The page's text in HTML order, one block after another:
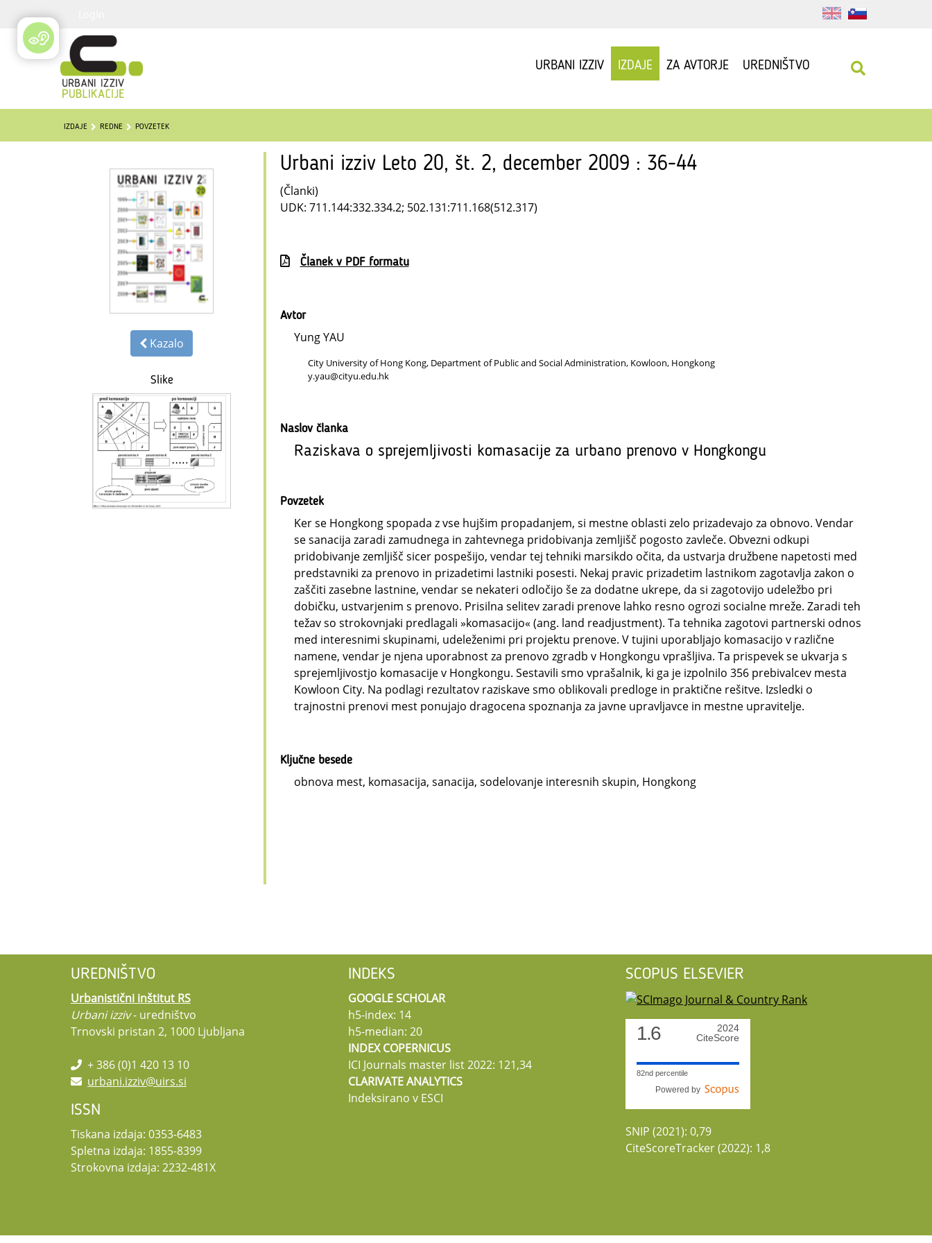
URBANI IZZIV IZDAJE ZA AVTORJE UREDNIŠTVO
IZDAJE REDNE POVZETEK
Kazalo
Slike
Urbani izziv Leto 20, št. 2, december 2009 : 36-44
(Članki)
UDK: 711.144:332.334.2; 502.131:711.168(512.317)
Članek v PDF formatu
Avtor
Yung YAU
City University of Hong Kong, Department of Public and Social Administration, Kowloon, Hongkong
y.yau@cityu.edu.hk
Naslov članka
Raziskava o sprejemljivosti komasacije za urbano prenovo v Hongkongu
Povzetek
Ker se Hongkong spopada z vse hujšim propadanjem, si mestne oblasti zelo prizadevajo za obnovo. Vendar
se sanacija zaradi zamudnega in zahtevnega pridobivanja zemljišč pogosto zavleče. Obvezni odkupi
pridobivanje zemljišč sicer pospešijo, vendar tej tehniki marsikdo očita, da ustvarja družbene napetosti med
predstavniki za prenovo in prizadetimi lastniki posesti. Nekaj pravic prizadetim lastnikom zagotavlja zakon o
zaščiti zasebne lastnine, vendar se nekateri odločijo še za dodatne ukrepe, da si zagotovijo udeležbo pri
dobičku, ustvarjenim s prenovo. Prisilna selitev zaradi prenove lahko resno ogrozi socialne mreže. Zaradi teh
težav so strokovnjaki predlagali »komasacijo« (ang. land readjustment). Ta tehnika zagotovi partnerski odnos
med interesnimi skupinami, udeleženimi pri projektu prenove. V tujini uporabljajo komasacijo v različne
namene, vendar je njena uporabnost za prenovo zgradb v Hongkongu vprašljiva. Ta prispevek se ukvarja s
sprejemljivostjo komasacije v Hongkongu. Sestavili smo vprašalnik, ki ga je izpolnilo 356 prebivalcev mesta
Kowloon City. Na podlagi rezultatov raziskave smo oblikovali predloge in praktične rešitve. Izsledki o
trajnostni prenovi mest ponujajo dragocena spoznanja za javne upravljavce in mestne upravitelje.
Ključne besede
obnova mest, komasacija, sanacija, sodelovanje interesnih skupin, Hongkong
UREDNIŠTVO
Urbanistični inštitut RS
Urbani izziv- uredništvo
Trnovski pristan 2, 1000 Ljubljana
+ 386 (0)1 420 13 10
urbani.izziv@uirs.si
ISSN
Tiskana izdaja: 0353-6483
Spletna izdaja: 1855-8399
Strokovna izdaja: 2232-481X
INDEKS
GOOGLE SCHOLAR
h5-index: 14
h5-median: 20
INDEX COPERNICUS
ICI Journals master list 2022: 121,34
CLARIVATE ANALYTICS
Indeksirano v ESCI
SCOPUS ELSEVIER
1.6
2024
CiteScore
82nd percentile
Powered by
SNIP (2021): 0,79
CiteScoreTracker (2022): 1,8